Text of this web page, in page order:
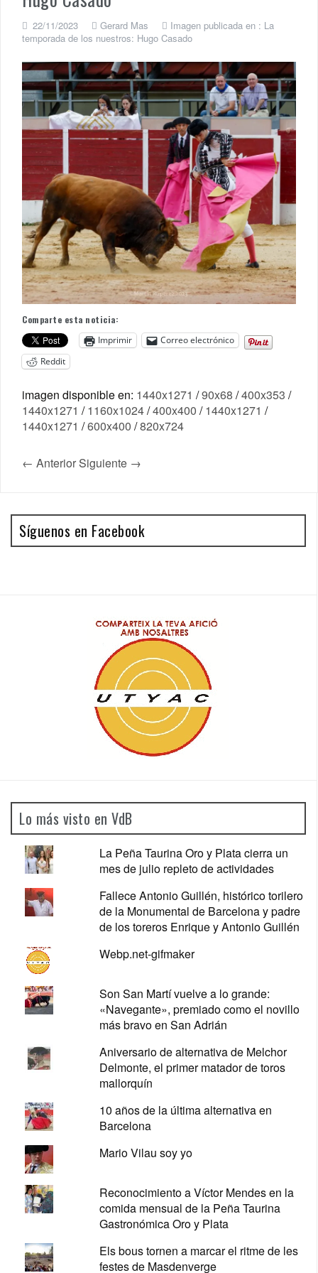
22/11/2023 Gerard Mas Imagen publicada en : La
temporada de los nuestros: Hugo Casado
Comparte esta noticia:
Imprimir
Correo electrónico
Reddit
imagen disponible en: 1440x1271 /90x68 /400x353 /
1440x1271 /1160x1024/400x400 /1440x1271 /
1440x1271 /600x400 /820x724
← Anterior Siguiente →
Síguenos en Facebook
Lo más visto en VdB
La Peña Taurina Oro y Plata cierra un
mes de julio repleto de actividades
Fallece Antonio Guillén, histórico torilero
de la Monumental de Barcelona y padre
de los toreros Enrique y Antonio Guillén
Webp.net-gifmaker
Son San Martí vuelve a lo grande:
«Navegante», premiado como el novillo
más bravo en San Adrián
Aniversario de alternativa de Melchor
Delmonte, el primer matador de toros
mallorquín
10 años de la última alternativa en
Barcelona
Mario Vilau soy yo
Reconocimiento a Víctor Mendes en la
comida mensual de la Peña Taurina
Gastronómica Oro y Plata
Els bous tornen a marcar el ritme de les
festes de Masdenverge